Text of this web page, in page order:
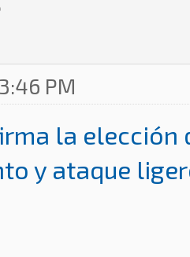
PM
la elección
y ataque